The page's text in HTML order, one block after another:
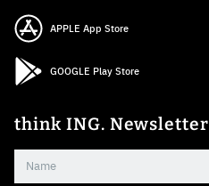
APPLE App Store
GOOGLE Play Store
think ING. Newsletter